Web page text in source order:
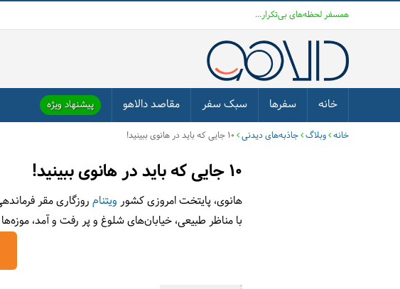
همسفر لحظه‌های بی‌تکرار...
خانه سفرها سبک سفر مقاصد دالاهو پیشنهاد ویژه
خانه وبلاگ جاذبه‌های دیدنی
10 جایی که باید در هانوی ببینید!
هانوی، پایتخت امروزی کشور ویتنام روزگاری مقر
با مناظر طبیعی‌، خیابان‌های شلوغ و پر رفت و آمد،